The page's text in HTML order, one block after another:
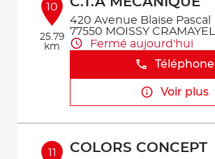
10
25.79
km
420 Avenue Blaise Pascal
77550 MOISSY CRAMAYEL
Fermé aujourd'hui
Téléphone
Voir plus
11 COLORS CONCEPT